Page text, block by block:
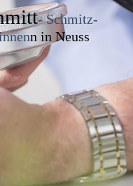
- Schmitz-
n in Neuss